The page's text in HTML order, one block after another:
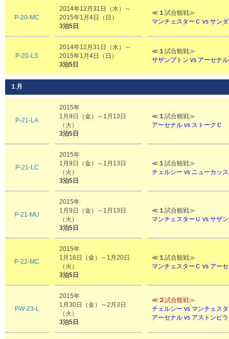
P-20-MC
2014年12月31日（水）～
2015年1月4日（日）
3泊5日
≪ １試合観戦≫
マンチェスターＣ vs サン
P-20-LS
2014年12月31日（水）～
2015年1月4日（日）
3泊5日
≪ １試合観戦≫
サザンプトン vs アーセナル
１月
P-21-LA
2015年
1月9日（金）～1月13日
（火）
3泊5日
≪ １試合観戦≫
アーセナル vs ストークＣ
P-21-LC
2015年
1月9日（金）～1月13日
（火）
3泊5日
≪ １試合観戦≫
チェルシー vs ニューカッ
P-21-MU
2015年
1月9日（金）～1月13日
（火）
3泊5日
≪ １試合観戦≫
マンチェスターＵ vs サザ
P-22-MC
2015年
1月16日（金）～1月20日
（火）
3泊5日
≪ １試合観戦≫
マンチェスターＣ vs アー
PW-23-L
2015年
1月30日（金）～2月3日
（火）
3泊5日
≪ ２試合観戦≫
チェルシー vs マンチェス
アーセナル vs アストンビラ